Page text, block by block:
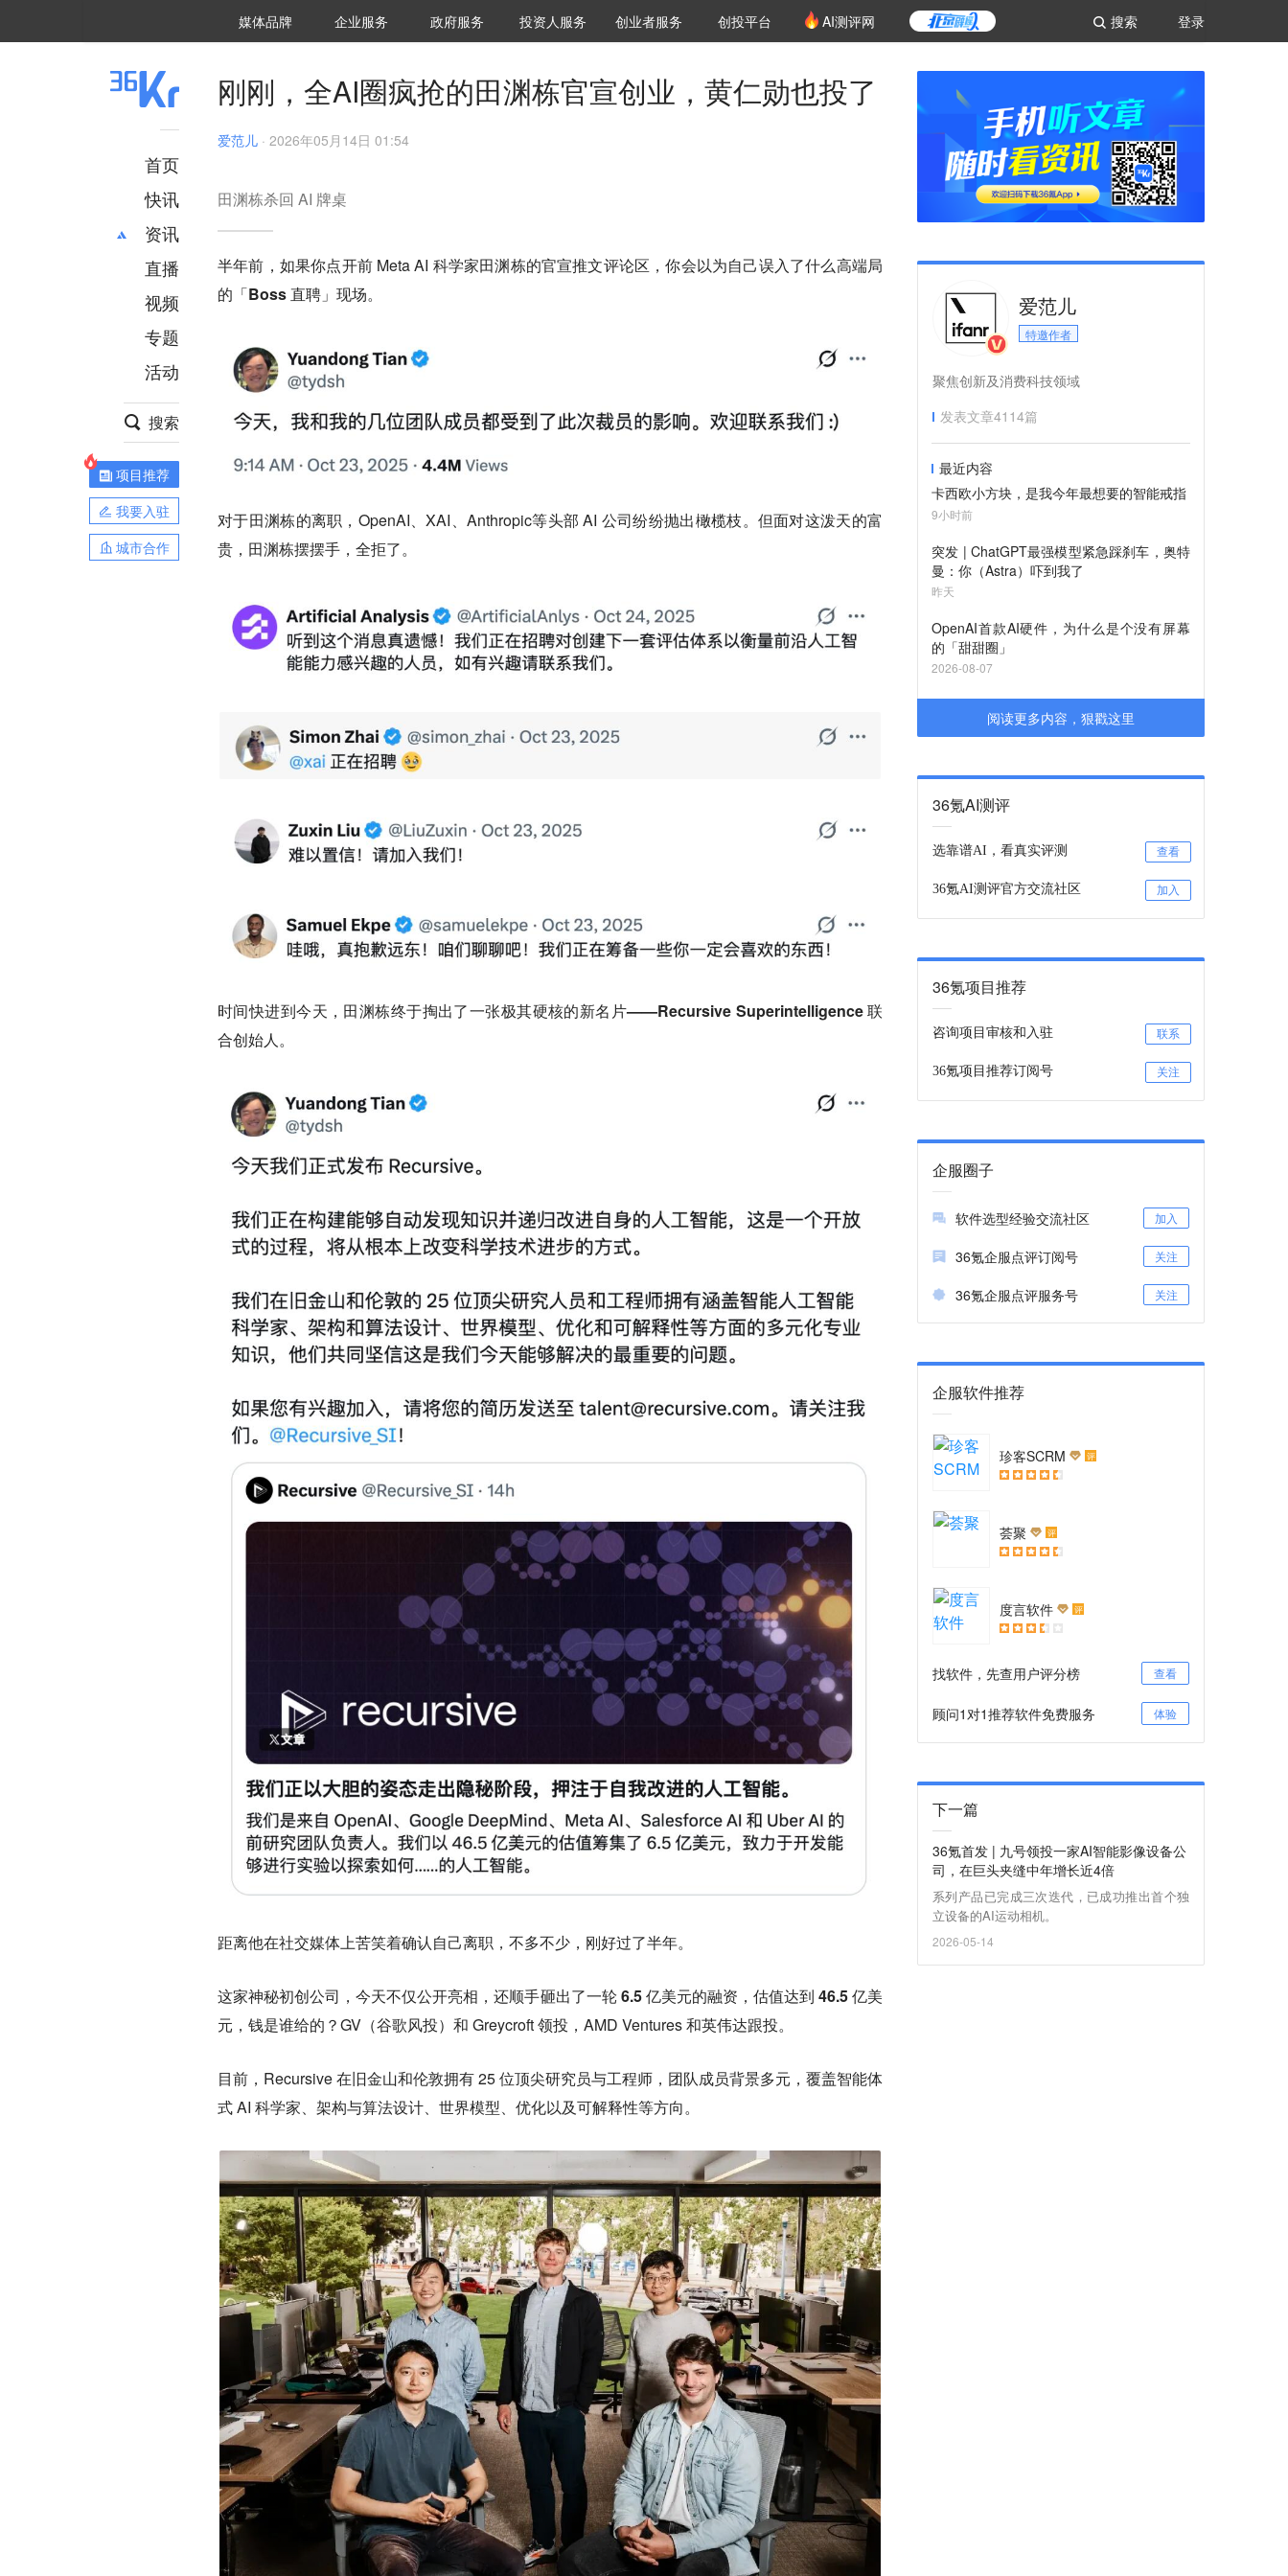
登录
搜索
媒体品牌 36Kr研究院
企业服务 城市之窗
政府服务 VClub投资机构库
投资机构职位推介
投资人服务 创投氪堂
创业者服务 创投平台 AI测评网
首页
快讯
资讯
推荐
财经
项目推荐
安徽
直播
视频
专题
活动
搜索
项目推荐
我要入驻
城市合作
刚刚，全AI圈疯抢的田渊栋官宣创业，黄仁勋也投了
爱范儿 · 2026年05月14日 01:54
田渊栋杀回 AI 牌桌
半年前，如果你点开前 Meta AI 科学家田渊栋的官宣推文评论区，你会以为自己误入了什么高端局
的「Boss 直聘」现场。
对于田渊栋的离职，OpenAI、XAI、Anthropic等头部 AI 公司纷纷抛出橄榄枝。但面对这泼天的富
贵，田渊栋摆摆手，全拒了。
时间快进到今天，田渊栋终于掏出了一张极其硬核的新名片——Recursive Superintelligence 联
合创始人。
距离他在社交媒体上苦笑着确认自己离职，不多不少，刚好过了半年。
这家神秘初创公司，今天不仅公开亮相，还顺手砸出了一轮 6.5 亿美元的融资，估值达到 46.5 亿美
元， 钱是谁给的？GV（谷歌风投）和 Greycroft 领投，AMD Ventures 和英伟达跟投。
目前，Recursive 在旧金山和伦敦拥有 25 位顶尖研究员与工程师，团队成员背景多元，覆盖智能体
式 AI 科学家、架构与算法设计、世界模型、优化以及可解释性等方向。
爱范儿
特邀作者
聚焦创新及消费科技领域
发表文章4114篇
最近内容
卡西欧小方块，是我今年最想要的智能戒指
9小时前
突发 | ChatGPT最强模型紧急踩刹车，奥特
曼：你（Astra）吓到我了
昨天
OpenAI首款AI硬件，为什么是个没有屏幕
的「甜甜圈」
2026-08-07
阅读更多内容，狠戳这里
36氪AI测评
选靠谱AI，看真实评测 查看
36氪AI测评官方交流社区 加入
36氪项目推荐
咨询项目审核和入驻 联系
36氪项目推荐订阅号 关注
企服圈子
软件选型经验交流社区 加入
36氪企服点评订阅号 关注
36氪企服点评服务号 关注
企服软件推荐
珍客SCRM 评
荟聚 评
度言软件 评
找软件，先查用户评分榜 查看
顾问1对1推荐软件免费服务 体验
下一篇
36氪首发 | 九号领投一家AI智能影像设备公
司，在巨头夹缝中年增长近4倍
系列产品已完成三次迭代，已成功推出首个独
立设备的AI运动相机。
2026-05-14